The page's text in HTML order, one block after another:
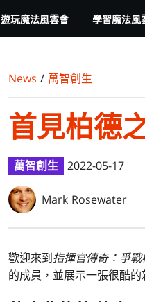
遊玩魔法風雲會 學習魔法風
News / 萬智創生
首見柏德
萬智創生 2022-05-17
Mark Rosewater
歡迎來到指揮官傳奇：爭
的成員，並展示一張很酷